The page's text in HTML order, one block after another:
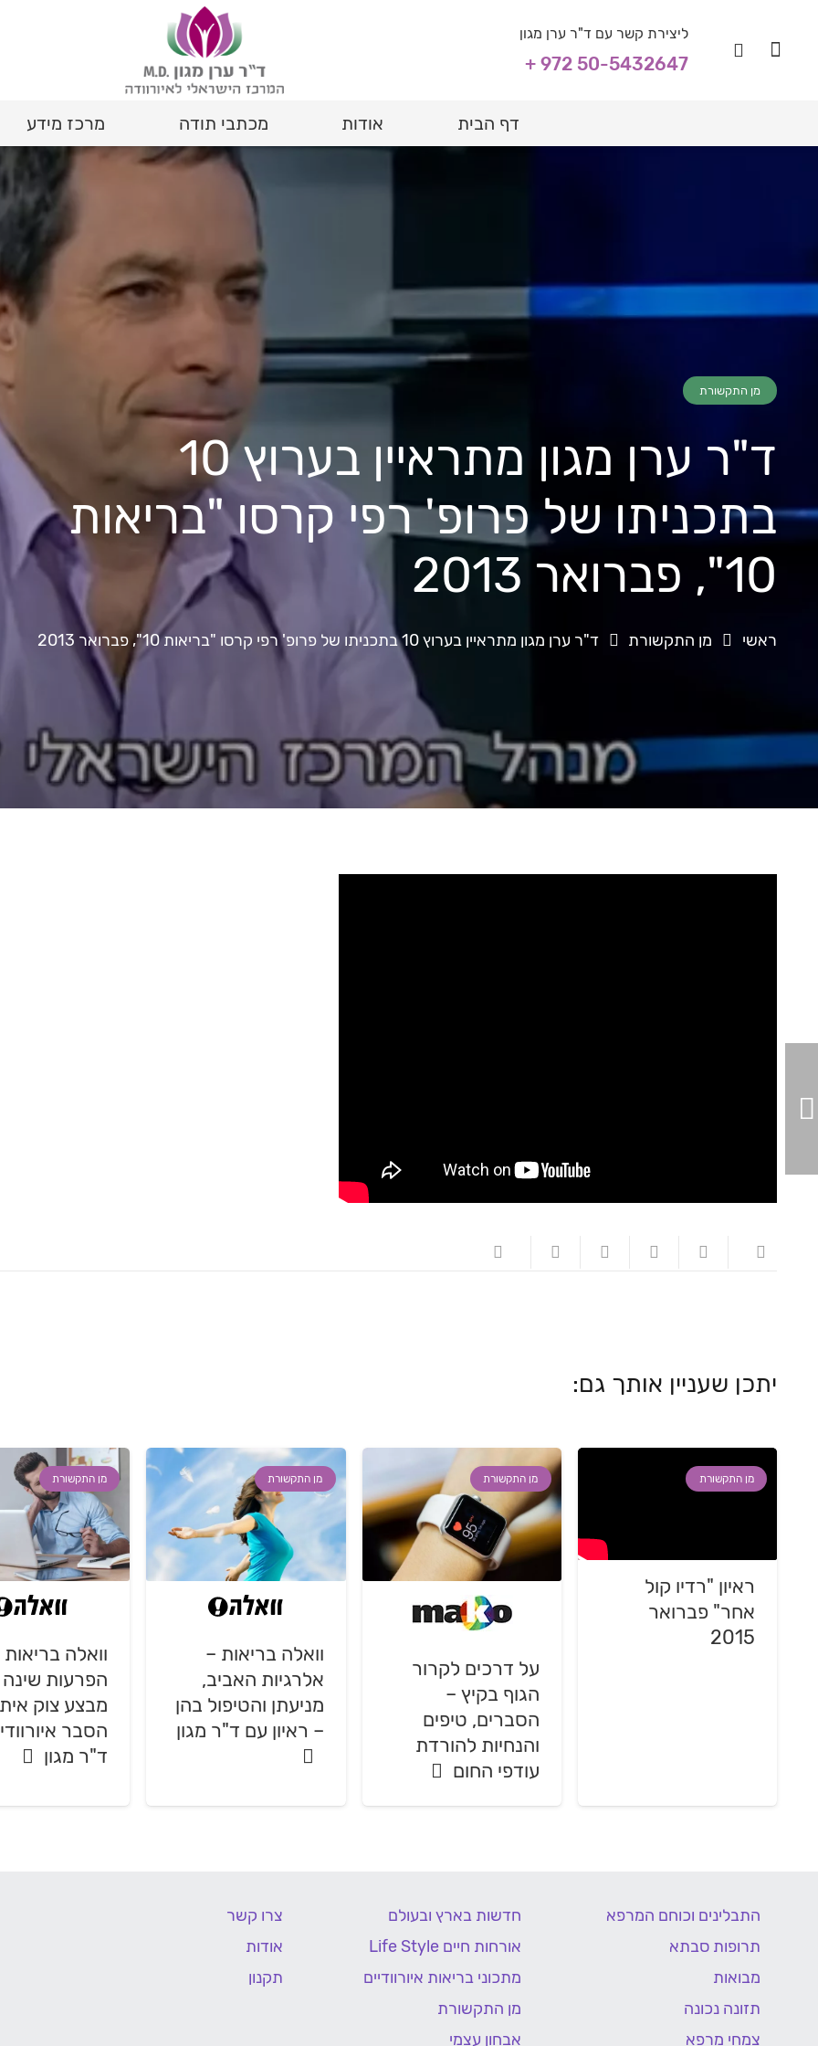
ליצירת קשר עם ד"ר ערן מגון
+ 972 50-5432647
דף הבית אודות מכתבי תודה מרכז מידע
מן התקשורת
ד"ר ערן מגון מתראיין בערוץ 10
בתכניתו של פרופ' רפי קרסו "בריאות
10", פברואר 2013
ראשי מן התקשורת ד"ר ערן מגון מתראיין בערוץ 10 בתכניתו של פרופ' רפי קרסו "בריאות 10", פברואר 2013
יתכן שעניין אותך גם:
מן התקשורת
ראיון "רדיו קול
אחר" פברואר
2015
מן התקשורת
על דרכים לקרור
הגוף בקיץ –
הסברים, טיפים
והנחיות להורדת
עודפי החום
מן התקשורת
וואלה בריאות –
אלרגיות האביב,
מניעתן והטיפול בהן
– ראיון עם ד"ר מגון
מן התקשורת
וואלה
הפרעות שינה
מבצע צוק
הסבר
ד"ר מגון
התבלינים וכוחם המרפא
תרופות סבתא
מבואות
תזונה נכונה
צמחי מרפא
חדשות בארץ ובעולם
אורחות חיים Life Style
מתכוני בריאות איורוודיים
מן התקשורת
אבחון עצמי
צרו קשר
אודות
תקנון